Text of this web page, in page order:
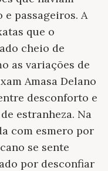
passageiros. A
que o
cheio de
as variações de
Amasa Delano
desconforto e
estranheza. Na
com esmero por
se sente
por desconfiar